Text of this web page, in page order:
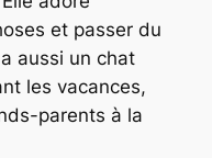
et passer du
aussi un chat
les vacances,
parents à la